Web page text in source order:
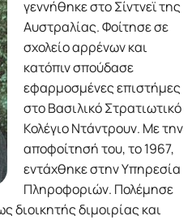
γεννήθηκε στο Σίντνεϊ της
Αυστραλίας. Φοίτησε σε
σχολείο αρρένων και
κατόπιν σπούδασε
εφαρμοσμένες επιστήμες
στο Βασιλικό Στρατιωτικό
Κολέγιο Ντάντρουν. Με την
αποφοίτησή του, το 1967,
εντάχθηκε στην Υπηρεσία
Πληροφοριών. Πολέμησε
διοικητής διμοιρίας και